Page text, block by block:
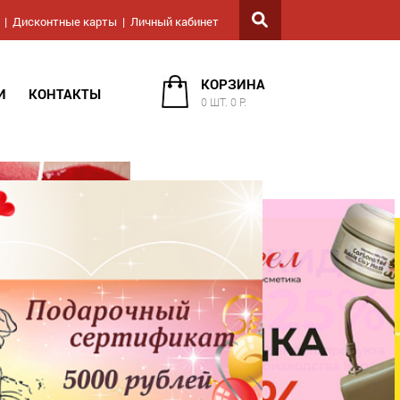
Дисконтные карты Личный кабинет
КОНТАКТЫ
КОРЗИНА
0 ШТ. 0 Р.